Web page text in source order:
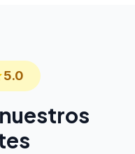
5.0